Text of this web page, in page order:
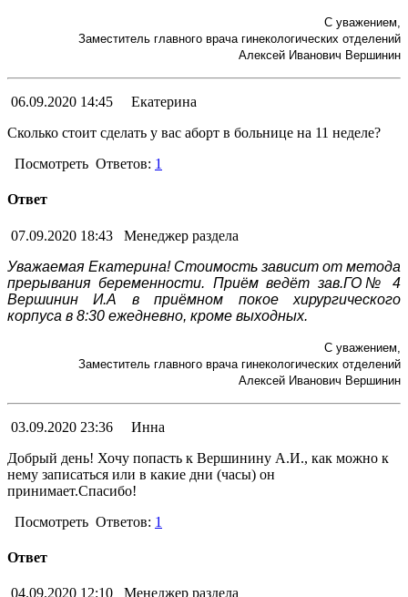
С уважением,
Заместитель главного врача гинекологических отделений
Алексей Иванович Вершинин
06.09.2020 14:45
Екатерина
Сколько стоит сделать у вас аборт в больнице на 11 неделе?
Посмотреть Ответов: 1
Ответ
07.09.2020 18:43
Менеджер раздела
Уважаемая Екатерина! Стоимость зависит от метода
прерывания беременности. Приём ведёт зав.ГО№ 4
Вершинин И.А в приёмном покое хирургического
корпуса в 8:30 ежедневно, кроме выходных.
С уважением,
Заместитель главного врача гинекологических отделений
Алексей Иванович Вершинин
03.09.2020 23:36
Инна
Добрый день! Хочу попасть к Вершинину А.И., как можно к
нему записаться или в какие дни (часы) он
принимает.Спасибо!
Посмотреть Ответов: 1
Ответ
04.09.2020 12:10 Менеджер раздела